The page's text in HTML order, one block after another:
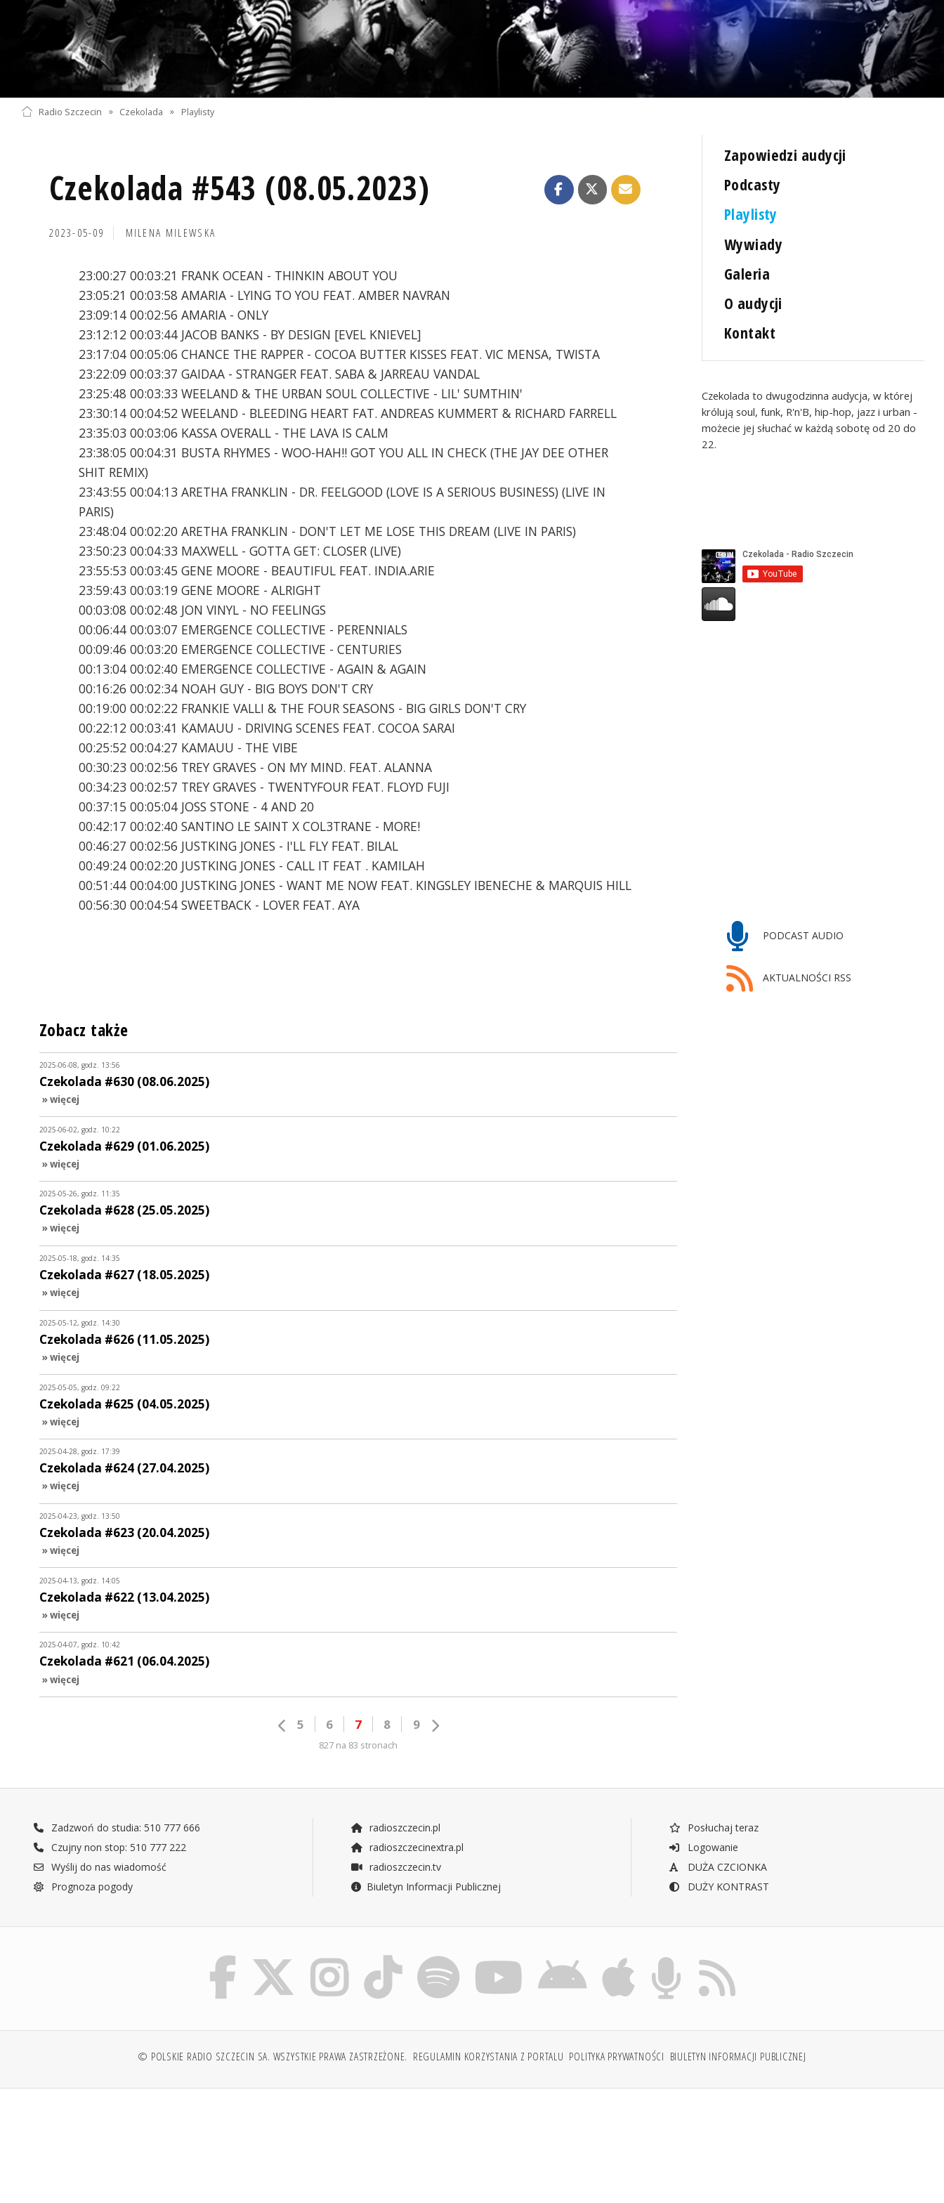
Radio Szczecin » Czekolada » Playlisty
Czekolada #543 (08.05.2023)
2023-05-09 MILENA MILEWSKA
23:00:27 00:03:21 FRANK OCEAN - THINKIN ABOUT YOU
23:05:21 00:03:58 AMARIA - LYING TO YOU FEAT. AMBER NAVRAN
23:09:14 00:02:56 AMARIA - ONLY
23:12:12 00:03:44 JACOB BANKS - BY DESIGN [EVEL KNIEVEL]
23:17:04 00:05:06 CHANCE THE RAPPER - COCOA BUTTER KISSES FEAT. VIC MENSA, TWISTA
23:22:09 00:03:37 GAIDAA - STRANGER FEAT. SABA & JARREAU VANDAL
23:25:48 00:03:33 WEELAND & THE URBAN SOUL COLLECTIVE - LIL' SUMTHIN'
23:30:14 00:04:52 WEELAND - BLEEDING HEART FAT. ANDREAS KUMMERT & RICHARD FARRELL
23:35:03 00:03:06 KASSA OVERALL - THE LAVA IS CALM
23:38:05 00:04:31 BUSTA RHYMES - WOO-HAH!! GOT YOU ALL IN CHECK (THE JAY DEE OTHER
SHIT REMIX)
23:43:55 00:04:13 ARETHA FRANKLIN - DR. FEELGOOD (LOVE IS A SERIOUS BUSINESS) (LIVE IN
PARIS)
23:48:04 00:02:20 ARETHA FRANKLIN - DON'T LET ME LOSE THIS DREAM (LIVE IN PARIS)
23:50:23 00:04:33 MAXWELL - GOTTA GET: CLOSER (LIVE)
23:55:53 00:03:45 GENE MOORE - BEAUTIFUL FEAT. INDIA.ARIE
23:59:43 00:03:19 GENE MOORE - ALRIGHT
00:03:08 00:02:48 JON VINYL - NO FEELINGS
00:06:44 00:03:07 EMERGENCE COLLECTIVE - PERENNIALS
00:09:46 00:03:20 EMERGENCE COLLECTIVE - CENTURIES
00:13:04 00:02:40 EMERGENCE COLLECTIVE - AGAIN & AGAIN
00:16:26 00:02:34 NOAH GUY - BIG BOYS DON'T CRY
00:19:00 00:02:22 FRANKIE VALLI & THE FOUR SEASONS - BIG GIRLS DON'T CRY
00:22:12 00:03:41 KAMAUU - DRIVING SCENES FEAT. COCOA SARAI
00:25:52 00:04:27 KAMAUU - THE VIBE
00:30:23 00:02:56 TREY GRAVES - ON MY MIND. FEAT. ALANNA
00:34:23 00:02:57 TREY GRAVES - TWENTYFOUR FEAT. FLOYD FUJI
00:37:15 00:05:04 JOSS STONE - 4 AND 20
00:42:17 00:02:40 SANTINO LE SAINT X COL3TRANE - MORE!
00:46:27 00:02:56 JUSTKING JONES - I'LL FLY FEAT. BILAL
00:49:24 00:02:20 JUSTKING JONES - CALL IT FEAT . KAMILAH
00:51:44 00:04:00 JUSTKING JONES - WANT ME NOW FEAT. KINGSLEY IBENECHE & MARQUIS HILL
00:56:30 00:04:54 SWEETBACK - LOVER FEAT. AYA
Zapowiedzi audycji
Podcasty
Playlisty
Wywiady
Galeria
O audycji
Kontakt
Czekolada to dwugodzinna audycja, w której
królują soul, funk, R'n'B, hip-hop, jazz i urban -
możecie jej słuchać w każdą sobotę od 20 do
22.
PODCAST AUDIO
AKTUALNOŚCI RSS
Zobacz także
2025-06-08, godz. 13:56
Czekolada #630 (08.06.2025)
» więcej
2025-06-02, godz. 10:22
Czekolada #629 (01.06.2025)
» więcej
2025-05-26, godz. 11:35
Czekolada #628 (25.05.2025)
» więcej
2025-05-18, godz. 14:35
Czekolada #627 (18.05.2025)
» więcej
2025-05-12, godz. 14:30
Czekolada #626 (11.05.2025)
» więcej
2025-05-05, godz. 09:22
Czekolada #625 (04.05.2025)
» więcej
2025-04-28, godz. 17:39
Czekolada #624 (27.04.2025)
» więcej
2025-04-23, godz. 13:50
Czekolada #623 (20.04.2025)
» więcej
2025-04-13, godz. 14:05
Czekolada #622 (13.04.2025)
» więcej
2025-04-07, godz. 10:42
Czekolada #621 (06.04.2025)
» więcej
5 6 7 8 9
827 na 83 stronach
Zadzwoń do studia: 510 777 666
Czujny non stop: 510 777 222
Wyślij do nas wiadomość
Prognoza pogody
radioszczecin.pl
radioszczecinextra.pl
radioszczecin.tv
Biuletyn Informacji Publicznej
Posłuchaj teraz
Logowanie
DUŻA CZCIONKA
DUŻY KONTRAST
© POLSKIE RADIO SZCZECIN SA. WSZYSTKIE PRAWA ZASTRZEŻONE. REGULAMIN KORZYSTANIA Z PORTALU POLITYKA PRYWATNOŚCI BIULETYN INFORMACJI PUBLICZNEJ